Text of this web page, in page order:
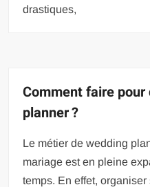
drastiques,
Comment faire
planner ?
Le métier de wedding
mariage est en pleine
temps. En effet,